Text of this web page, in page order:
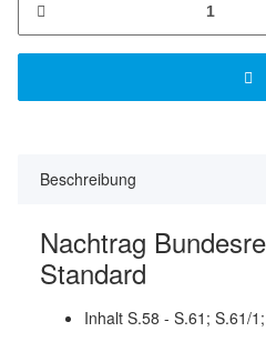
Beschreibung
Nachtrag
Standard
Inhalt S.58 - S.61; S.61/